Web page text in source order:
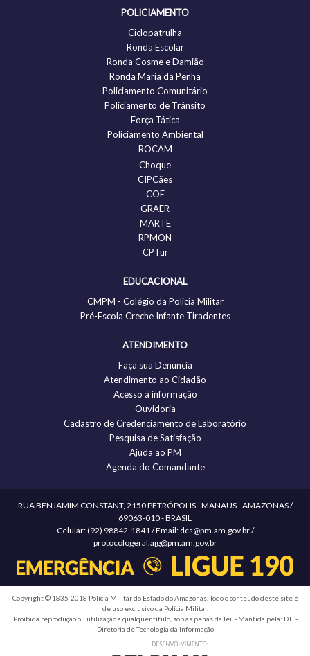
POLICIAMENTO
Ciclopatrulha
Ronda Escolar
Ronda Cosme e Damião
Ronda Maria da Penha
Policiamento Comunitário
Policiamento de Trânsito
Força Tática
Policiamento Ambiental
ROCAM
Choque
CIPCães
COE
GRAER
MARTE
RPMON
CPTur
EDUCACIONAL
CMPM - Colégio da Policia Militar
Pré-Escola Creche Infante Tiradentes
ATENDIMENTO
Faça sua Denúncia
Atendimento ao Cidadão
Acesso à informação
Ouvidoria
Cadastro de Credenciamento de Laboratório
Pesquisa de Satisfação
Ajuda ao PM
Agenda do Comandante
RUA BENJAMIM CONSTANT, 2150 PETRÓPOLIS - MANAUS - AMAZONAS /
69063-010 - BRASIL
Celular: (92) 98842-1841 / Email: dcs@pm.am.gov.br /
protocologeral.ajg@pm.am.gov.br
Copyright © 1835-2018 Polícia Militar do Estado do Amazonas. Todo o conteúdo deste site é
de uso exclusivo da Polícia Militar.
Proibida reprodução ou utilização a qualquer título, sob as penas da lei. - Mantida pela: DTI -
Diretoria de Tecnologia da Informação